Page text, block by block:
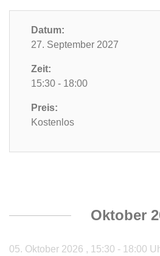
Datum:
27. September 2027
Zeit:
15:30 - 18:00
Preis:
Kostenlos
Oktober
05. Oktober 2026 , 15:30 - 18:00